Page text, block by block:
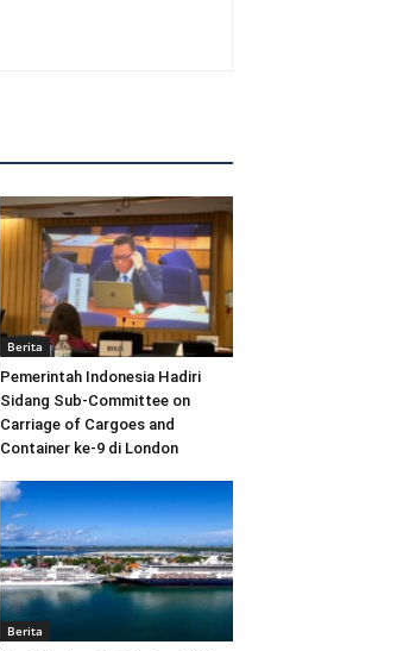
Berita
Pemerintah Indonesia Hadiri
Sidang Sub-Committee on
Carriage of Cargoes and
Container ke-9 di London
Berita